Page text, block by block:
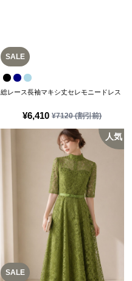
SALE
¥6,410 ¥7120(割引前)
総レース長袖マキシ丈セレモニードレス
SALE
人気